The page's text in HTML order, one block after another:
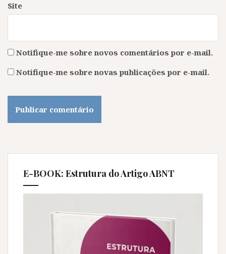
Site
Notifique-me sobre novos comentários por e-mail.
Notifique-me sobre novas publicações por e-mail.
E-BOOK: Estrutura do Artigo ABNT